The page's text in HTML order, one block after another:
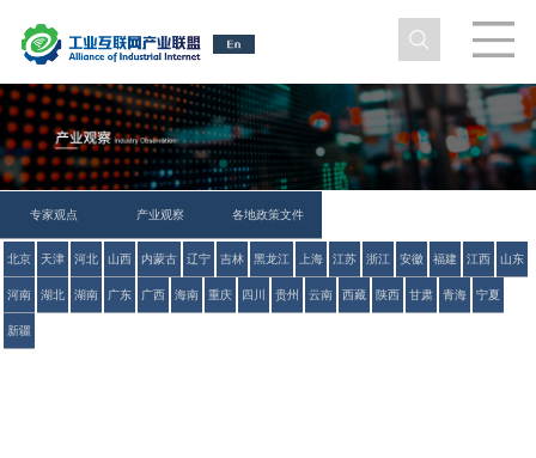
专家观点 产业观察 各地政策文件
北京 天津 河北 山西 内蒙古 辽宁 吉林 黑龙江 上海 江苏 浙江 安徽 福建 江西 山东
河南 湖北 湖南 广东 广西 海南 重庆 四川 贵州 云南 西藏 陕西 甘肃 青海 宁夏
新疆